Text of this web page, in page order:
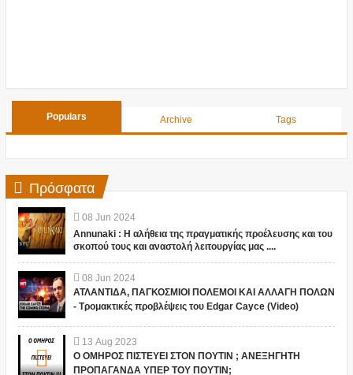
Populars Archive Tags
Πρόσφατα
08 Jun 2024
Annunaki : Η αλήθεια της πραγματικής προέλευσης και του
σκοπού τους και αναστολή λειτουργίας μας ....
08 Jun 2024
ΑΤΛΑΝΤΙΔΑ, ΠΑΓΚΟΣΜΙΟΙ ΠΟΛΕΜΟΙ ΚΑΙ ΑΛΛΑΓΗ ΠΟΛΩΝ
- Τρομακτικές προβλέψεις του Edgar Cayce (Video)
13 Aug 2023
Ο ΟΜΗΡΟΣ ΠΙΣΤΕΥΕΙ ΣΤΟΝ ΠΟΥΤΙΝ ; ΑΝΕΞΗΓΗΤΗ
ΠΡΟΠΑΓΑΝΔΑ ΥΠΕΡ ΤΟΥ ΠΟΥΤΙΝ;